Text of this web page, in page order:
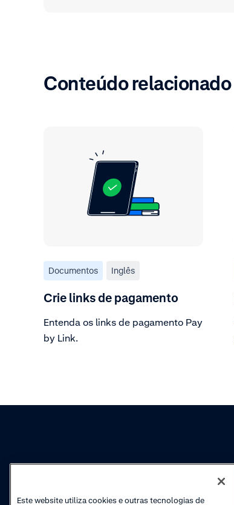
Conteúdo relacionado
Documentos Inglês
Crie links de pagamento
Entenda os links de pagamento Pay
by Link.
Este website utiliza cookies e outras tecnologias de